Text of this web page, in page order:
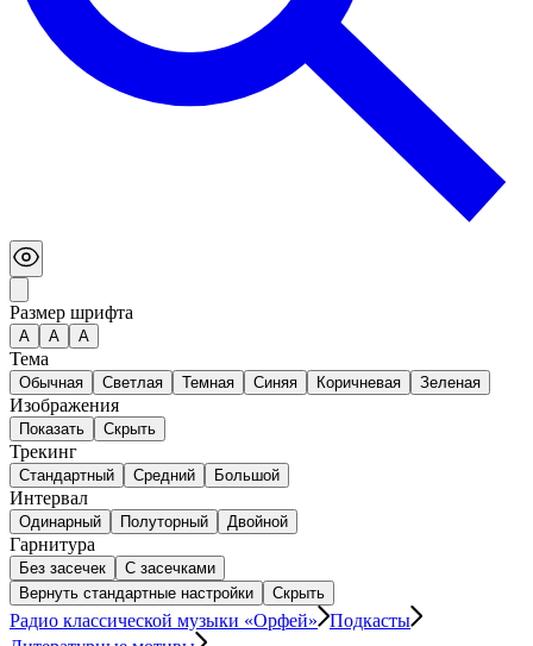
Размер шрифта
А A A
Тема
Обычная Светлая Темная Синяя Коричневая Зеленая
Изображения
Показать Скрыть
Трекинг
Стандартный Средний Большой
Интервал
Одинарный Полуторный Двойной
Гарнитура
Без засечек
С засечками
Вернуть стандартные настройки
Скрыть
Радио классической музыки «Орфей»
Подкасты